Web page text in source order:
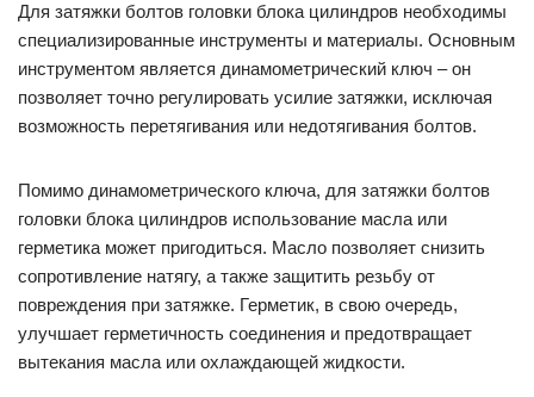
Для затяжки болтов головки блока цилиндров необходимы
специализированные инструменты и материалы. Основным
инструментом является динамометрический ключ – он
позволяет точно регулировать усилие затяжки, исключая
возможность перетягивания или недотягивания болтов.
Помимо динамометрического ключа, для затяжки болтов
головки блока цилиндров использование масла или
герметика может пригодиться. Масло позволяет снизить
сопротивление натягу, а также защитить резьбу от
повреждения при затяжке. Герметик, в свою очередь,
улучшает герметичность соединения и предотвращает
вытекания масла или охлаждающей жидкости.